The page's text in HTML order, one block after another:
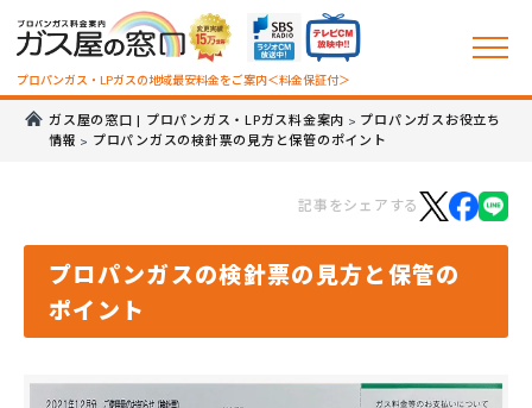
プロパンガス・LPガスの地域最安料金をご案内＜料金保証付＞
ガス屋の窓口 | プロパンガス・LPガス料金案内 > プロパンガスお役立ち
情報 > プロパンガスの検針票の見方と保管のポイント
記事をシェアする
プロパンガスの検針票の見方と保管の
ポイント